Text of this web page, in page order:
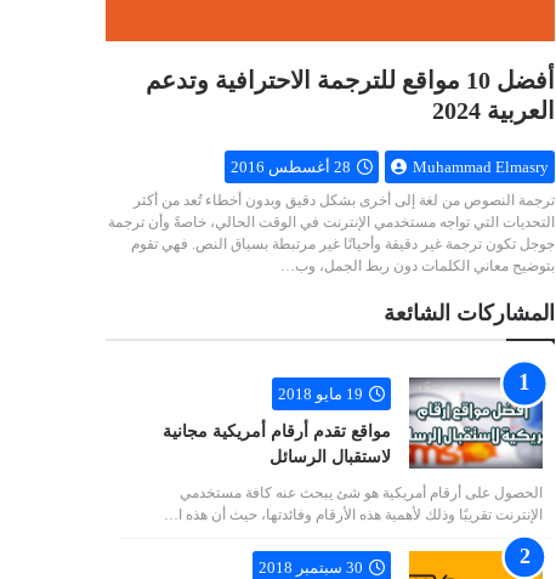
أفضل 10 مواقع للترجمة الاحترافية وتدعم
العربية 2024
Muhammad Elmasry 28 أغسطس 2016
ترجمة النصوص من لغة إلى أخرى بشكل دقيق وبدون أخطاء تُعد من أكثر
التحديات التي تواجه مستخدمي الإنترنت في الوقت الحالي، خاصةً وأن ترجمة
جوجل تكون ترجمة غير دقيقة وأحيانًا غير مرتبطة بسياق النص. فهي تقوم
بتوضيح معاني الكلمات دون ربط الجمل، وب…
المشاركات الشائعة
19 مايو 2018
مواقع تقدم أرقام أمريكية مجانية
لاستقبال الرسائل
الحصول على أرقام أمريكية هو شئ يبحث عنه كافة مستخدمي
الإنترنت تقريبًا وذلك لأهمية هذه الأرقام وفائدتها، حيث أن هذه ا…
30 سبتمبر 2018